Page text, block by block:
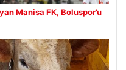
Manisa FK, Boluspor’u